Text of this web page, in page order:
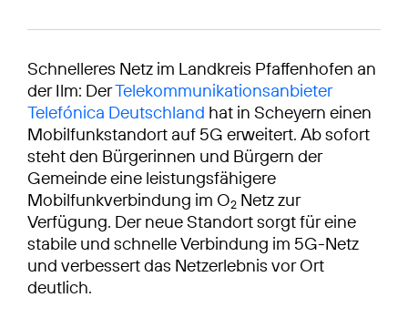
Schnelleres Netz im Landkreis Pfaffenhofen an
der Ilm: DerTelekommunikationsanbieter
Telefónica Deutschland hat in Scheyern einen
Mobilfunkstandort auf 5G erweitert. Ab sofort
steht den Bürgerinnen und Bürgern der
Gemeinde eine leistungsfähigere
Mobilfunkverbindung im O2 Netz zur
Verfügung. Der neue Standort sorgt für eine
stabile und schnelle Verbindung im 5G-Netz
und verbessert das Netzerlebnis vor Ort
deutlich.